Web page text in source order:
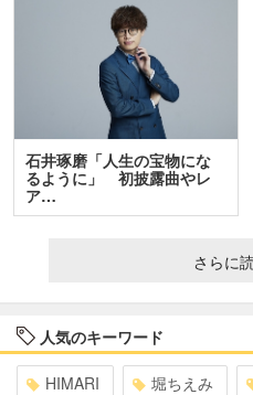
石井琢磨「人生の宝物にな
るように」 初披露曲やレ
ア…
さらに
人気のキーワード
HIMARI 堀ちえみ